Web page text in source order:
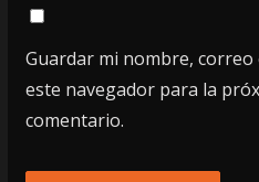
Guardar mi nombre,
este navegador para la
comentario.